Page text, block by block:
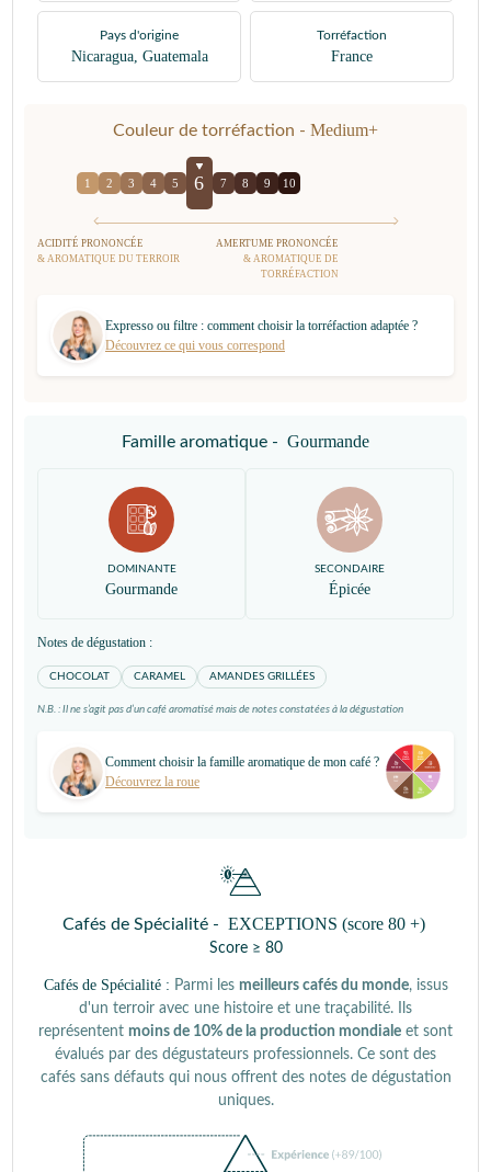
Pays d'origine
Nicaragua, Guatemala
Torréfaction
France
Couleur de torréfaction - Medium+
1 2 3 4 5 6 7 8 9 10
ACIDITÉ PRONONCÉE
& AROMATIQUE DU TERROIR
AMERTUME PRONONCÉE
& AROMATIQUE DE
TORRÉFACTION
Expresso ou filtre : comment choisir la torréfaction adaptée ?
Découvrez ce qui vous correspond
Famille aromatique - Gourmande
DOMINANTE
Gourmande
SECONDAIRE
Épicée
Notes de dégustation :
CHOCOLAT CARAMEL AMANDES GRILLÉES
N.B. : Il ne s’agit pas d’un café aromatisé mais de notes constatées à la dégustation
Comment choisir la famille aromatique de mon café ?
Découvrez la roue
Cafés de Spécialité - EXCEPTIONS (score 80 +)
Score ≥ 80
Cafés de Spécialité : Parmi les meilleurs cafés du monde, issus
d'un terroir avec une histoire et une traçabilité. Ils
représentent moins de 10% de la production mondiale et sont
évalués par des dégustateurs professionnels. Ce sont des
cafés sans défauts qui nous offrent des notes de dégustation
uniques.